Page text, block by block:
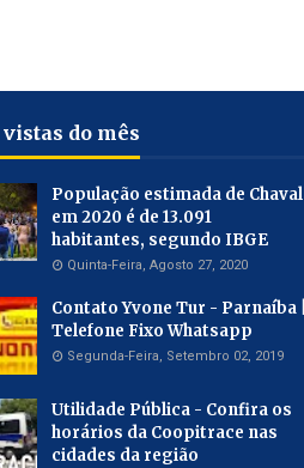
do mês
População estimada de Chaval
em 2020 é de 13.091
habitantes, segundo IBGE
Quinta-Feira, Agosto 27, 2020
Contato Yvone Tur - Parnaíba |
Telefone Fixo Whatsapp
Segunda-Feira, Setembro 02, 2019
Utilidade Pública - Confira os
horários da Coopitrace nas
cidades da região